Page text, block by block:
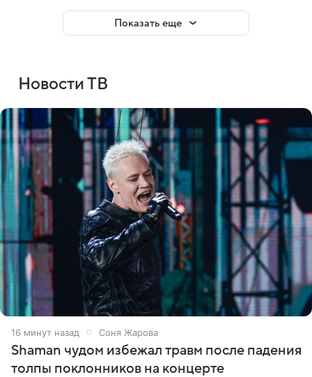
Показать еще
Новости ТВ
16 минут назад Соня Жарова
Shaman чудом избежал травм после падения
толпы поклонников на концерте